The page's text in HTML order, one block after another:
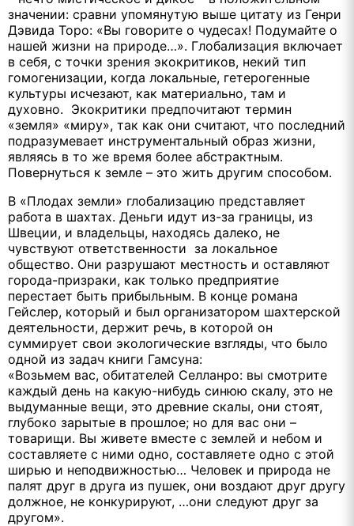
значении: сравни упомянутую выше цитату из Генри
Дэвида Торо: «Вы говорите о чудесах! Подумайте о
нашей жизни на природе…». Глобализация включает
в себя, с точки зрения экокритиков, некий тип
гомогенизации, когда локальные, гетерогенные
культуры исчезают, как материально, там и
духовно. Экокритики предпочитают термин
«земля» «миру», так как они считают, что последний
подразумевает инструментальный образ жизни,
являясь в то же время более абстрактным.
Повернуться к земле – это жить другим способом.
В «Плодах земли» глобализацию представляет
работа в шахтах. Деньги идут из-за границы, из
Швеции, и владельцы, находясь далеко, не
чувствуют ответственности за локальное
общество. Они разрушают местность и оставляют
города-призраки, как только предприятие
перестает быть прибыльным. В конце романа
Гейслер, который и был организатором шахтерской
деятельности, держит речь, в которой он
суммирует свои экологические взгляды, что было
одной из задач книги Гамсуна:
«Возьмем вас, обитателей Селланро: вы смотрите
каждый день на какую-нибудь синюю скалу, это не
выдуманные вещи, это древние скалы, они стоят,
глубоко зарытые в прошлое; но для вас они –
товарищи. Вы живете вместе с землей и небом и
составляете с ними одно, составляете одно с этой
ширью и неподвижностью… Человек и природа не
палят друг в друга из пушек, они воздают друг другу
должное, не конкурируют, …они следуют друг за
другом».